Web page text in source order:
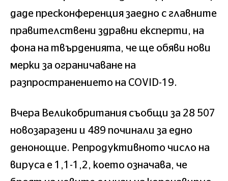
даде пресконференция заедно с главните
правителствени здравни експерти, на
фона на твърденията, че ще обяви нови
мерки за ограничаване на
разпространението на COVID-19.
Вчера Великобритания съобщи за 28 507
новозаразени и 489 починали за едно
денонощие. Репродуктивното число на
вируса е 1,1-1,2, което означава, че